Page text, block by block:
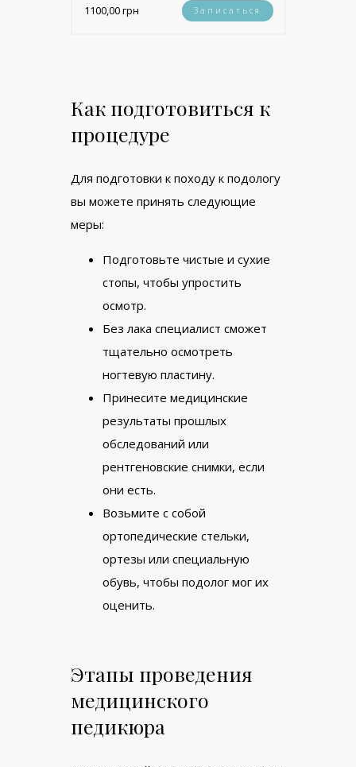
1100,00 грн Записаться
Как подготовиться к
процедуре
Для подготовки к походу к подологу
вы можете принять следующие
меры:
Подготовьте чистые и сухие
стопы, чтобы упростить
осмотр.
Без лака специалист сможет
тщательно осмотреть
ногтевую пластину.
Принесите медицинские
результаты прошлых
обследований или
рентгеновские снимки, если
они есть.
Возьмите с собой
ортопедические стельки,
ортезы или специальную
обувь, чтобы подолог мог их
оценить.
Этапы проведения
медицинского
педикюра